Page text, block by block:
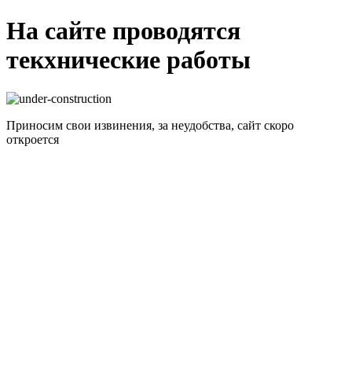
На сайте проводятся
текхнические работы
Приносим свои извинения, за неудобства, сайт скоро
откроется